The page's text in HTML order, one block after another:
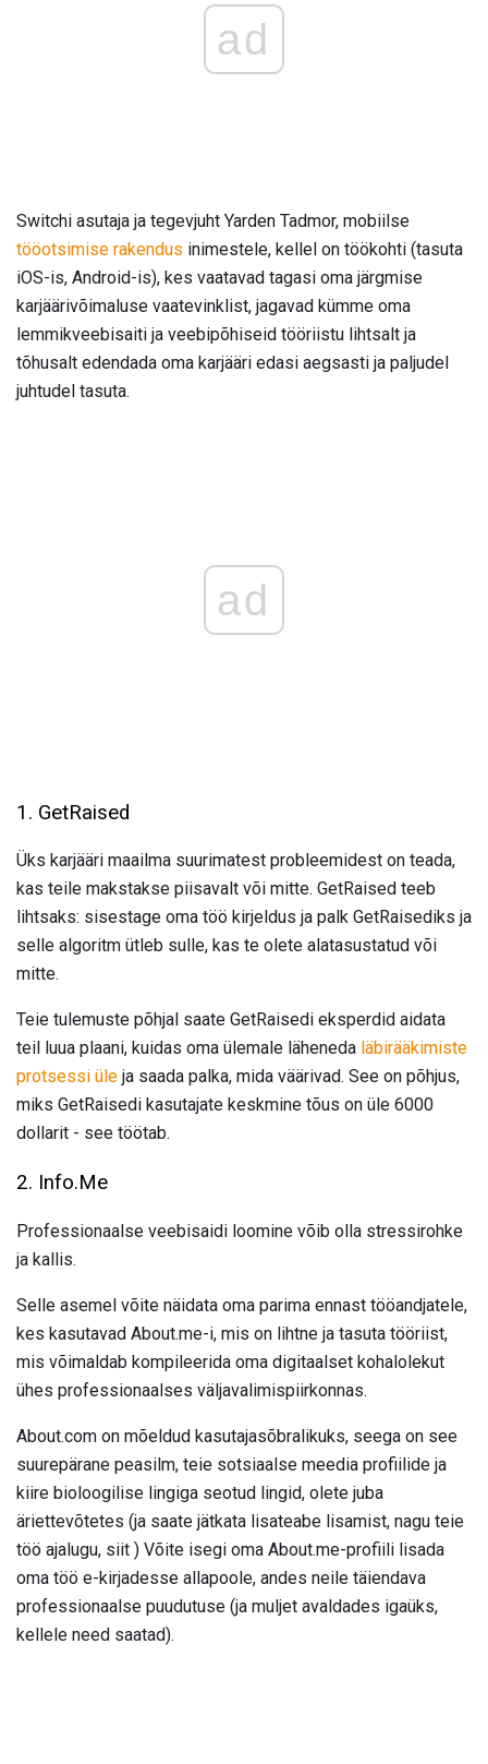
ad
Switchi asutaja ja tegevjuht Yarden Tadmor, mobiilse
tööotsimise rakendus inimestele, kellel on töökohti (tasuta
iOS-is, Android-is), kes vaatavad tagasi oma järgmise
karjäärivõimaluse vaatevinklist, jagavad kümme oma
lemmikveebisaiti ja veebipõhiseid tööriistu lihtsalt ja
tõhusalt edendada oma karjääri edasi aegsasti ja paljudel
juhtudel tasuta.
ad
1. GetRaised
Üks karjääri maailma suurimatest probleemidest on teada,
kas teile makstakse piisavalt või mitte. GetRaised teeb
lihtsaks: sisestage oma töö kirjeldus ja palk GetRaisediks ja
selle algoritm ütleb sulle, kas te olete alatasustatud või
mitte.
Teie tulemuste põhjal saate GetRaisedi eksperdid aidata
teil luua plaani, kuidas oma ülemale läheneda läbirääkimiste
protsessi üle ja saada palka, mida väärivad. See on põhjus,
miks GetRaisedi kasutajate keskmine tõus on üle 6000
dollarit - see töötab.
2. Info.Me
Professionaalse veebisaidi loomine võib olla stressirohke
ja kallis.
Selle asemel võite näidata oma parima ennast tööandjatele,
kes kasutavad About.me-i, mis on lihtne ja tasuta tööriist,
mis võimaldab kompileerida oma digitaalset kohalolekut
ühes professionaalses väljavalimispiirkonnas.
About.com on mõeldud kasutajasõbralikuks, seega on see
suurepärane peasilm, teie sotsiaalse meedia profiilide ja
kiire bioloogilise lingiga seotud lingid, olete juba
äriettevõtetes (ja saate jätkata lisateabe lisamist, nagu teie
töö ajalugu, siit ) Võite isegi oma About.me-profiili lisada
oma töö e-kirjadesse allapoole, andes neile täiendava
professionaalse puudutuse (ja muljet avaldades igaüks,
kellele need saatad).